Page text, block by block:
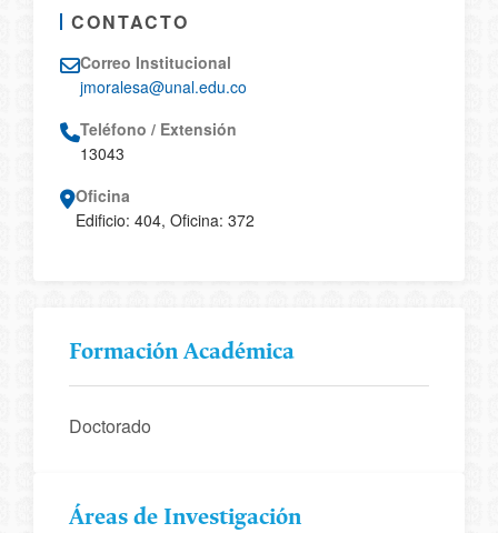
CONTACTO
Correo Institucional
jmoralesa@unal.edu.co
Teléfono / Extensión
13043
Oficina
Edificio: 404, Oficina: 372
Formación Académica
Doctorado
Áreas de Investigación